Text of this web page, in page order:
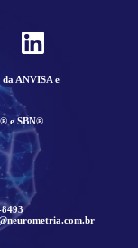
ANVISA e
e SBN®